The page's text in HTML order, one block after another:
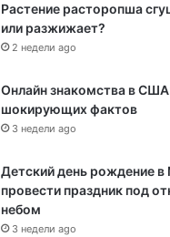
Растение расторопша
или разжижает?
2 недели ago
Онлайн знакомства в
шокирующих фактов
3 недели ago
Детский день рождение
провести праздник под
небом
3 недели ago